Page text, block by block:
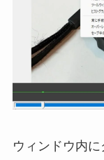
ウィンドウ内